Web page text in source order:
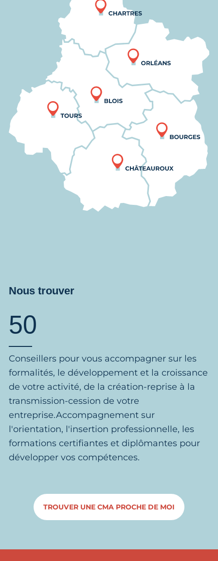
Nous trouver
50
Conseillers pour vous accompagner sur les
formalités, le développement et la croissance
de votre activité, de la création-reprise à la
transmission-cession de votre
entreprise.Accompagnement sur
l'orientation, l'insertion professionnelle, les
formations certifiantes et diplômantes pour
développer vos compétences.
TROUVER UNE CMA PROCHE DE MOI